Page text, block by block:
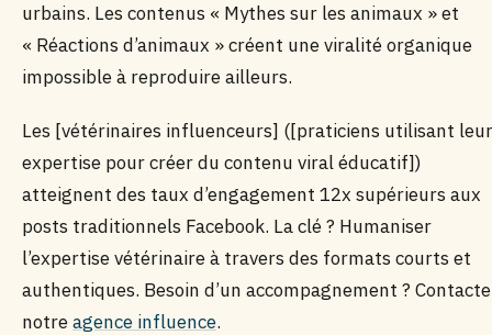
urbains. Les contenus « Mythes sur les animaux » et
« Réactions d’animaux » créent une viralité organique
impossible à reproduire ailleurs.
Les [vétérinaires influenceurs] ([praticiens utilisant leur
expertise pour créer du contenu viral éducatif])
atteignent des taux d’engagement 12x supérieurs aux
posts traditionnels Facebook. La clé ? Humaniser
l’expertise vétérinaire à travers des formats courts et
authentiques. Besoin d’un accompagnement ?
notreagence influence.